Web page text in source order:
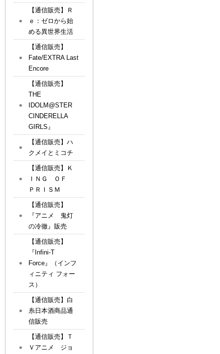
【通信販売】Ｒ
ｅ：ゼロから始
める異世界生活
【通信販売】
Fate/EXTRA Last
Encore
【通信販売】
THE
IDOLM@STER
CINDERELLA
GIRLS』
【通信販売】ハ
クメイとミコチ
【通信販売】Ｋ
ＩＮＧ ＯＦ
ＰＲＩＳＭ
【通信販売】
『アニメ 鬼灯
の冷徹』販売
【通信販売】
『Infini-T
Force』（インフ
ィニティ フォー
ス）
【通信販売】白
糸日本酒商品通
信販売
【通信販売】Ｔ
Ｖアニメ ジョ